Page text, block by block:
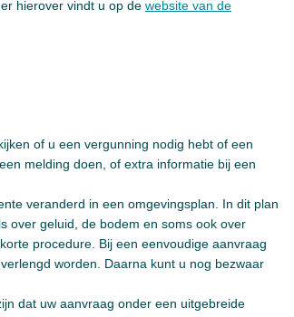
hierover vindt u op de website van de
of u een vergunning nodig hebt of een
melding doen, of extra informatie bij een
veranderd in een omgevingsplan. In dit plan
over geluid, de bodem en soms ook over
procedure. Bij een eenvoudige aanvraag
worden. Daarna kunt u nog bezwaar
dat uw aanvraag onder een uitgebreide